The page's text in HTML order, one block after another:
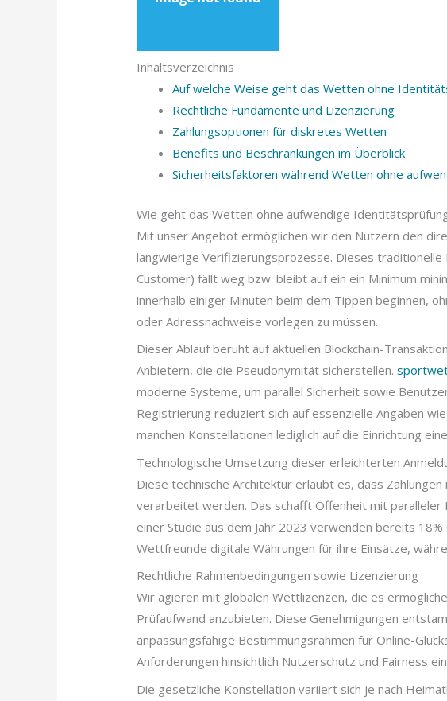
Inhaltsverzeichnis
Auf welche Weise geht das Wetten ohne
Rechtliche Fundamente und Lizenzierung
Zahlungsoptionen für diskretes Wetten
Benefits und Beschränkungen im Überblick
Sicherheitsfaktoren während Wetten ohne
Wie geht das Wetten ohne aufwendige
Mit unser Angebot ermöglichen wir den Nutzern den
langwierige Verifizierungsprozesse. Dieses traditionelle
Customer) fällt weg bzw. bleibt auf ein ein Minimum
innerhalb einiger Minuten beim dem Tippen beginnen,
oder Adressnachweise vorlegen zu müssen.
Dieser Ablauf beruht auf aktuellen Blockchain-
Anbietern, die die Pseudonymität sicherstellen.
moderne Systeme, um parallel Sicherheit sowie
Registrierung reduziert sich auf essenzielle Angaben
manchen Konstellationen lediglich auf die Einrichtung
Technologische Umsetzung dieser erleichterten
Diese technische Architektur erlaubt es, dass
verarbeitet werden. Das schafft Offenheit mit paralleler
einer Studie aus dem Jahr 2023 verwenden bereits
Wettfreunde digitale Währungen für ihre Einsätze,
Rechtliche Rahmenbedingungen sowie Lizenzierung
Wir agieren mit globalen Wettlizenzen, die es
Prüfaufwand anzubieten. Diese Genehmigungen
anpassungsfähige Bestimmungsrahmen für Online-
Anforderungen hinsichtlich Nutzerschutz und Fairness
Die gesetzliche Konstellation variiert sich je nach